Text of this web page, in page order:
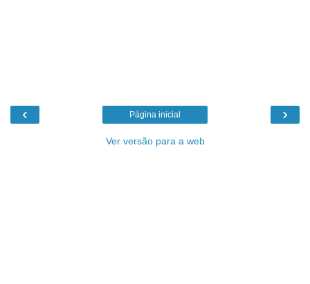
‹ ›
Página inicial
Ver versão para a web